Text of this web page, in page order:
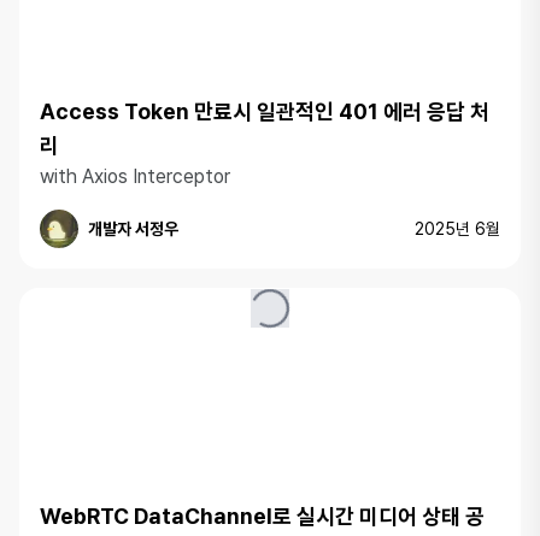
Access Token 만료시 일관적인 401 에러 응답 처
리
with Axios Interceptor
개발자 서정우 2025년 6월
WebRTC DataChannel로 실시간 미디어 상태 공